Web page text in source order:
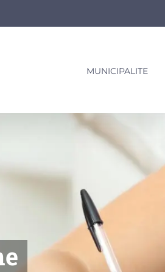
MUNICIPALITE